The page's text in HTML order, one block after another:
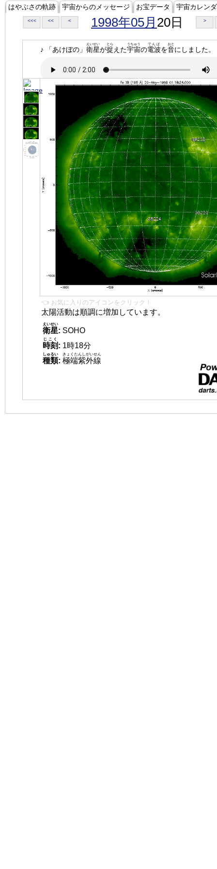
はやぶさの軌跡 宇宙からのメッセージ お宝データ 宇宙カレン
<<< << < 1998年05月 20日 >
♪ 「あけぼの」 衛星
えいせい
が捉
とら
えた宇宙
うちゅう
の電波
でんぱ
を音
おと
にしました。
👈 お気に入りのアイコンをクリック！
太陽活動は順調に増加しています。
衛星
えいせい
: SOHO
時刻
じこく
: 1時18分
種類
しゅるい
: 極端紫外線
きょくたんしがいせん